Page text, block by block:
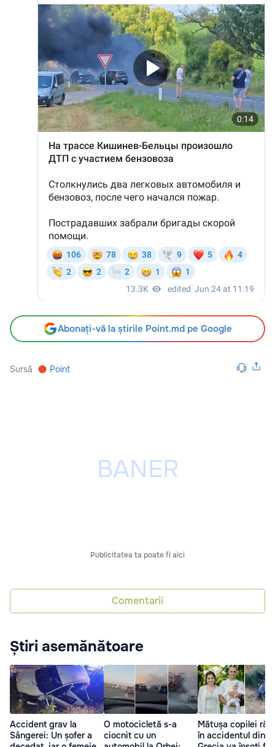
Abonați-vă la știrile Point.md pe Google
Sursă Point
Publicitatea ta poate fi aici
Comentarii
Știri asemănătoare
Accident grav la
Sângerei: Un șofer a
O motocicletă s-a
ciocnit cu un
Mătușa copilei
în accidentul din